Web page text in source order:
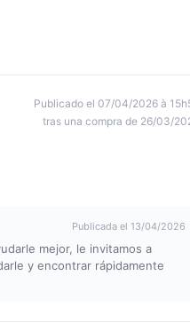
Publicado el 07/04/2026 à
tras una compra de 26/03/
Publicada el 13/04/2026
mejor, le invitamos a
y encontrar rápidamente